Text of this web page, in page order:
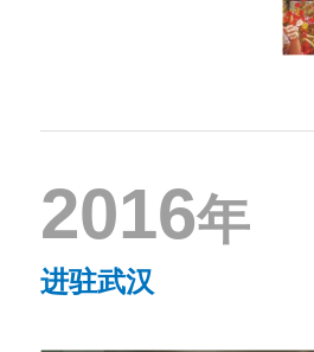
2016年
进驻武汉